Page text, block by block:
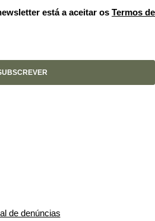
está a aceitar os Termos de
de denúncias